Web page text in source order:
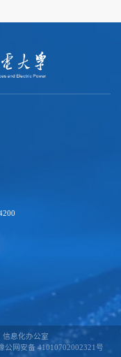
信息化办公室
公网安备 41010702002321号